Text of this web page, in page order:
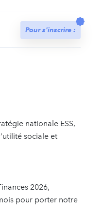
Pour s'inscrire :
nationale ESS,
sociale et
2026,
pour porter notre